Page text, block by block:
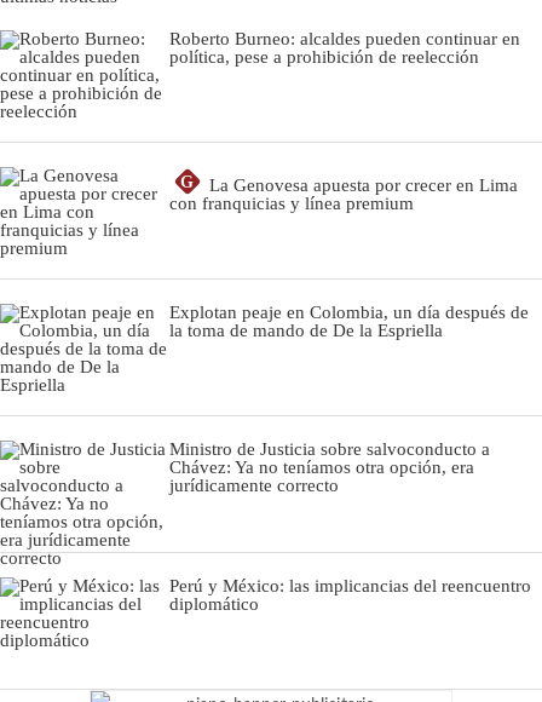
Roberto Burneo: alcaldes pueden continuar en
política, pese a prohibición de reelección
G
La Genovesa apuesta por crecer en Lima
con franquicias y línea premium
Explotan peaje en Colombia, un día después de
la toma de mando de De la Espriella
Ministro de Justicia sobre salvoconducto a
Chávez: Ya no teníamos otra opción, era
jurídicamente correcto
Perú y México: las implicancias del reencuentro
diplomático